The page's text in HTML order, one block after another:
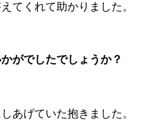
てくれて助かりました。
がでしたでしょうか？
あげていた抱きました。